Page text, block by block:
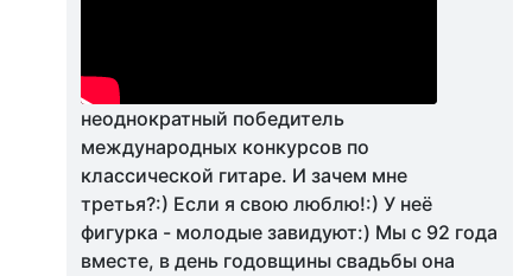
неоднократный победитель
международных конкурсов по
классической гитаре. И зачем мне
третья?:) Если я свою люблю!:) У неё
фигурка - молодые завидуют:) Мы с 92 года
вместе, в день годовщины свадьбы она